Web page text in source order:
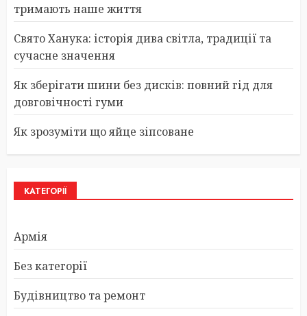
тримають наше життя
Свято Ханука: історія дива світла, традиції та
сучасне значення
Як зберігати шини без дисків: повний гід для
довговічності гуми
Як зрозуміти що яйце зіпсоване
КАТЕГОРІЇ
Армія
Без категорії
Будівництво та ремонт